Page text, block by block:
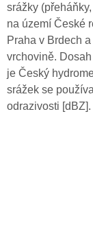
srážky (přeháňky,
na území České
Praha v Brdech
vrchovině.
je Český
srážek se
odrazivosti [dBZ].